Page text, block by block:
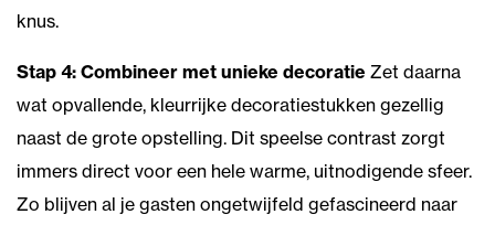
knus.
Stap 4: Combineer met unieke decoratie Zet daarna
wat opvallende, kleurrijke decoratiestukken gezellig
naast de grote opstelling. Dit speelse contrast zorgt
immers direct voor een hele warme, uitnodigende sfeer.
Zo blijven al je gasten ongetwijfeld gefascineerd naar